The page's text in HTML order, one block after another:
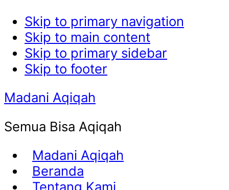
Skip to primary navigation
Skip to main content
Skip to primary sidebar
Skip to footer
Madani Aqiqah
Semua Bisa Aqiqah
Madani Aqiqah
Beranda